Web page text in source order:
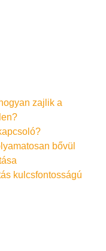
zajlik a
bővül
kulcsfontosságú